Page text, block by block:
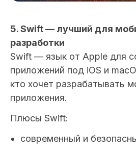
5. Swift — лучший для
разработки
Swift — язык от Apple для
приложений под iOS и
кто хочет разрабатывать
приложения.
Плюсы Swift:
современный и